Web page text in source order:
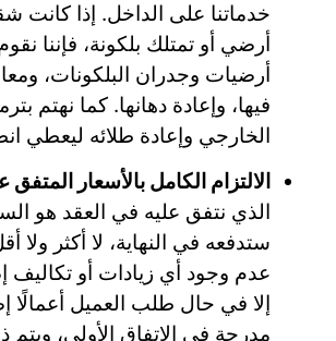
خدماتنا على الداخل. إذا
أرضي أو تمتلك بلكونة، فإننا
أرضيات وجدران البلكونات،
فيها، وإعادة دهانها. كما نهتم
الخارجي وإعادة طلائه ليعطي
الالتزام الكامل بالأسعار المتفق
الذي نتفق عليه في العقد هو
ستدفعه في النهاية، لا أكثر
عدم وجود أي زيادات أو تكاليف
إلا في حال طلب العميل أعمالًا
مدرجة في الاتفاق الأولي، ويتم